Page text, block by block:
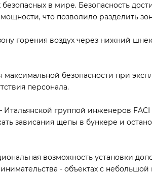
в мире. Безопасность
что позволило разделить
горения воздух через нижний
безопасности при
персонала.
группой инженеров
зависания щепы в бункере и
возможность установки
- объектах с